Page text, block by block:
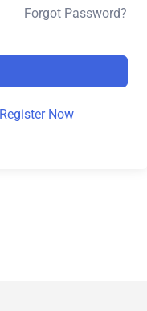
Forgot Password?
Register Now